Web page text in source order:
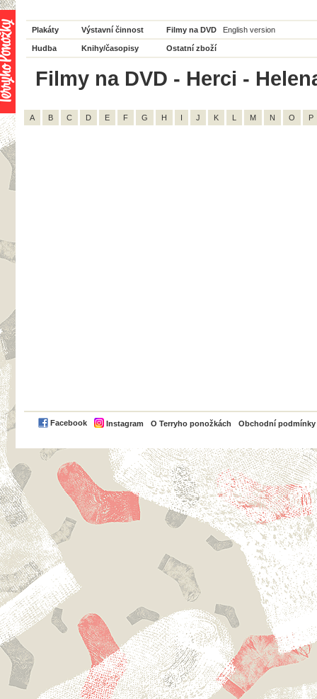
Plakáty Výstavní činnost Filmy na DVD English version
Hudba Knihy/časopisy Ostatní zboží
Filmy na DVD - Herci -
A B C D E F G H I J K L M N O P
Facebook Instagram O Terryho ponožkách Obchodní podmínky
PayPal